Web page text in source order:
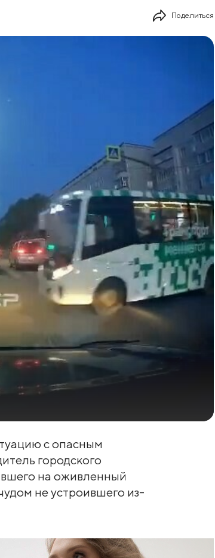
Поделиться
с опасным
городского
на оживленный
не устроившего из-